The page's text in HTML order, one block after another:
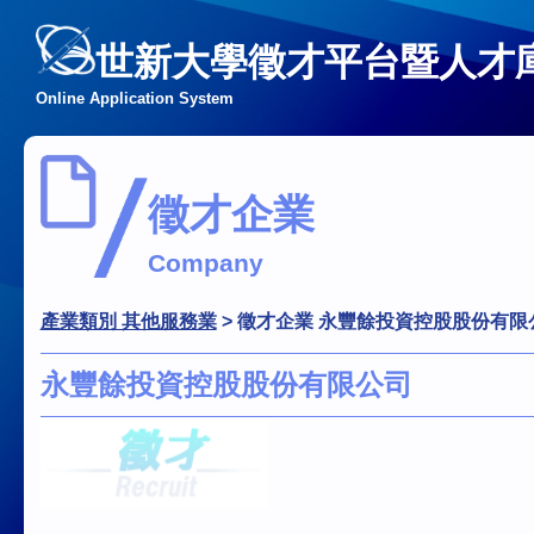
世新大學徵才平台暨人才
Online Application System
徵才企業
Company
產業類別 其他服務業> 徵才企業 永豐餘投資控股股份有限
永豐餘投資控股股份有限公司